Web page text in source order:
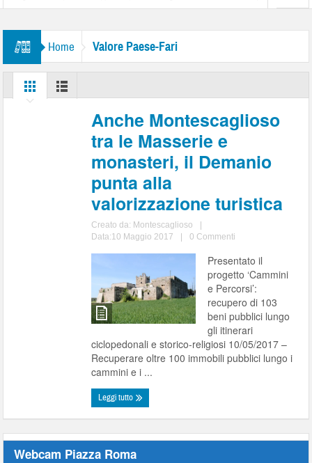
Home Valore Paese-Fari
Anche Montescaglioso
tra le Masserie e
monasteri, il Demanio
punta alla
valorizzazione turistica
Creato da: Montescaglioso
Data:10 Maggio 2017
0 Commenti
Presentato il
progetto ‘Cammini
e Percorsi’:
recupero di 103
beni pubblici lungo
gli itinerari
ciclopedonali e storico-religiosi 10/05/2017 –
Recuperare oltre 100 immobili pubblici lungo i
cammini e i ...
Leggi tutto
Webcam Piazza Roma